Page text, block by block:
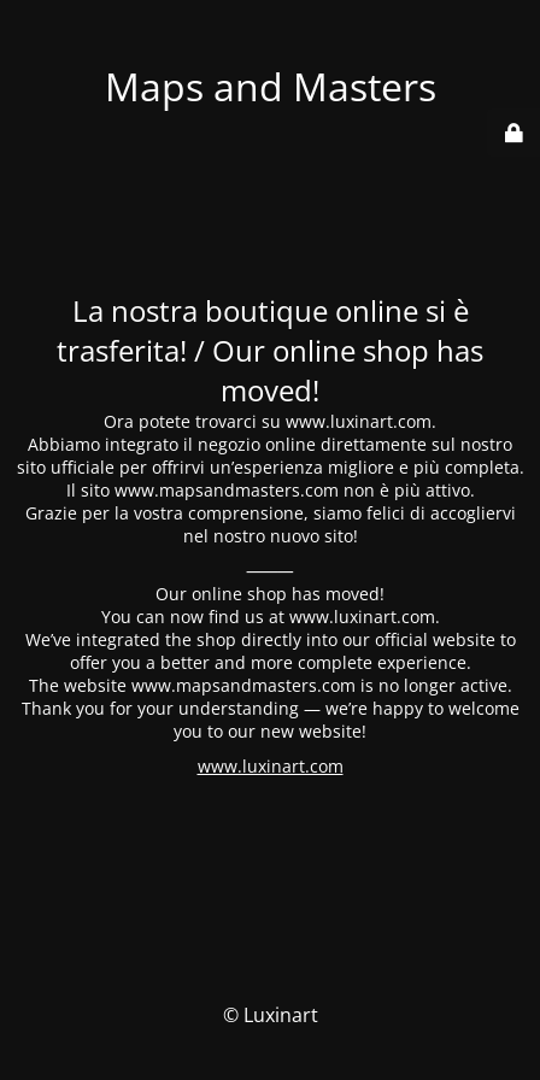
Maps and Masters
La nostra boutique online si è
trasferita! / Our online shop has
moved!
Ora potete trovarci su www.luxinart.com.
Abbiamo integrato il negozio online direttamente sul nostro
sito ufficiale per offrirvi un’esperienza migliore e più completa.
Il sito www.mapsandmasters.com non è più attivo.
Grazie per la vostra comprensione, siamo felici di accogliervi
nel nostro nuovo sito!
⸻
Our online shop has moved!
You can now find us at www.luxinart.com.
We’ve integrated the shop directly into our official website to
offer you a better and more complete experience.
The website www.mapsandmasters.com is no longer active.
Thank you for your understanding — we’re happy to welcome
you to our new website!
www.luxinart.com
© Luxinart